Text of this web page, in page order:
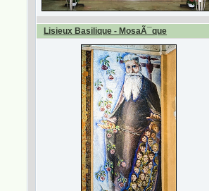
Lisieux Basilique - MosaÃ¯que